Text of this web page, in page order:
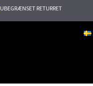
UBEGRÆNSET RETURRET